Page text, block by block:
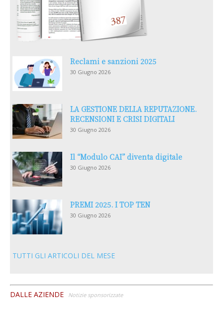
Reclami e sanzioni 2025
30 Giugno 2026
LA GESTIONE DELLA REPUTAZIONE.
RECENSIONI E CRISI DIGITALI
30 Giugno 2026
Il “Modulo CAI” diventa digitale
30 Giugno 2026
PREMI 2025. I TOP TEN
30 Giugno 2026
TUTTI GLI ARTICOLI DEL MESE
DALLE AZIENDE Notizie sponsorizzate